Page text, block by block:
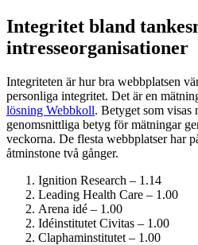
Integritet bland
intresseorganisationer
Integriteten är hur bra webbplatsen
personliga integritet. Det är en
lösning Webbkoll. Betyget som visas
genomsnittliga betyg för mätningar
veckorna. De flesta webbplatser har
åtminstone två gånger.
Ignition Research – 1.14
Leading Health Care – 1.00
Arena idé – 1.00
Idéinstitutet Civitas – 1.00
Clapham­institutet – 1.00